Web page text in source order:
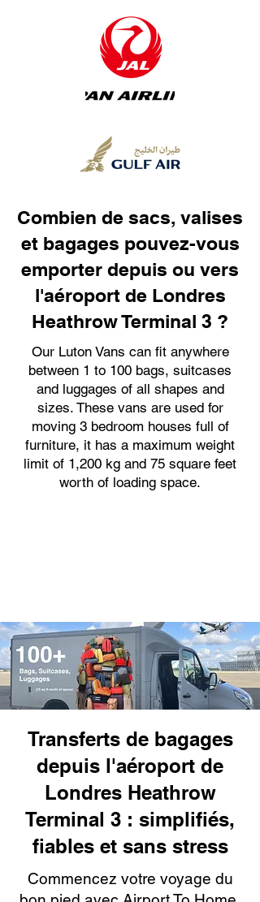
Combien de sacs, valises
et bagages pouvez-vous
emporter depuis ou vers
l'aéroport de Londres
Heathrow Terminal 3 ?
Our Luton Vans can fit anywhere
between 1 to 100 bags, suitcases
and luggages of all shapes and
sizes. These vans are used for
moving 3 bedroom houses full of
furniture, it has a maximum weight
limit of 1,200 kg and 75 square feet
worth of loading space.
Transferts de bagages
depuis l'aéroport de
Londres Heathrow
Terminal 3 : simplifiés,
fiables et sans stress
Commencez votre voyage du